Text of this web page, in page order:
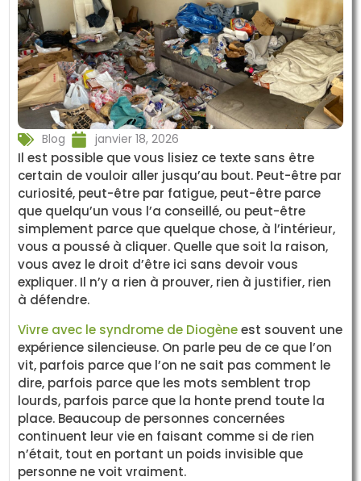
Blog janvier 18, 2026
Il est possible que vous lisiez ce texte sans être
certain de vouloir aller jusqu’au bout. Peut-être par
curiosité, peut-être par fatigue, peut-être parce
que quelqu’un vous l’a conseillé, ou peut-être
simplement parce que quelque chose, à l’intérieur,
vous a poussé à cliquer. Quelle que soit la raison,
vous avez le droit d’être ici sans devoir vous
expliquer. Il n’y a rien à prouver, rien à justifier, rien
à défendre.
Vivre avec le syndrome de Diogèneest souvent une
expérience silencieuse. On parle peu de ce que l’on
vit, parfois parce que l’on ne sait pas comment le
dire, parfois parce que les mots semblent trop
lourds, parfois parce que la honte prend toute la
place. Beaucoup de personnes concernées
continuent leur vie en faisant comme si de rien
n’était, tout en portant un poids invisible que
personne ne voit vraiment.